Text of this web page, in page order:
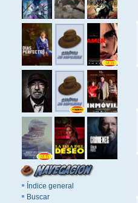
Índice general
Buscar